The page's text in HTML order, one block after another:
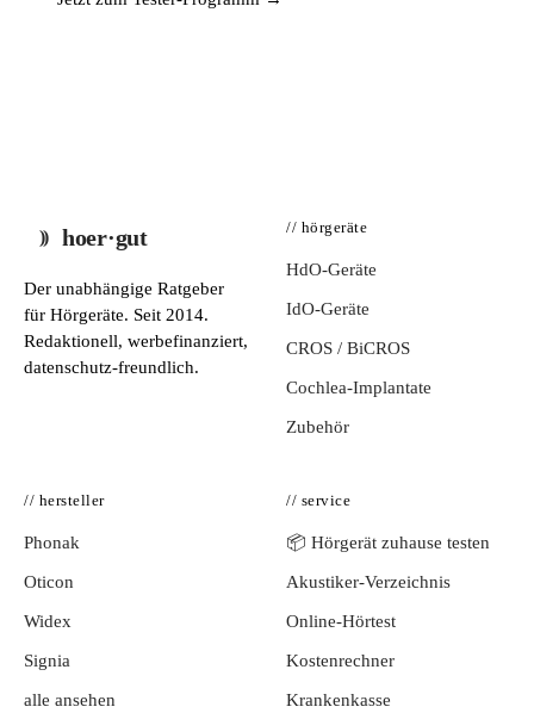
hoer·gut
Der unabhängige Ratgeber
für Hörgeräte. Seit 2014.
Redaktionell, werbefinanziert,
datenschutz-freundlich.
// hörgeräte
HdO-Geräte
IdO-Geräte
CROS / BiCROS
Cochlea-Implantate
Zubehör
// hersteller
Phonak
Oticon
Widex
Signia
alle ansehen
// service
📦 Hörgerät zuhause testen
Akustiker-Verzeichnis
Online-Hörtest
Kostenrechner
Krankenkasse